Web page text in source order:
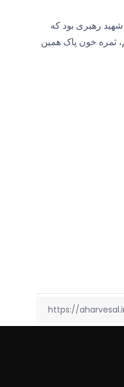
رهبری بود که
ثمره خون پاک همین